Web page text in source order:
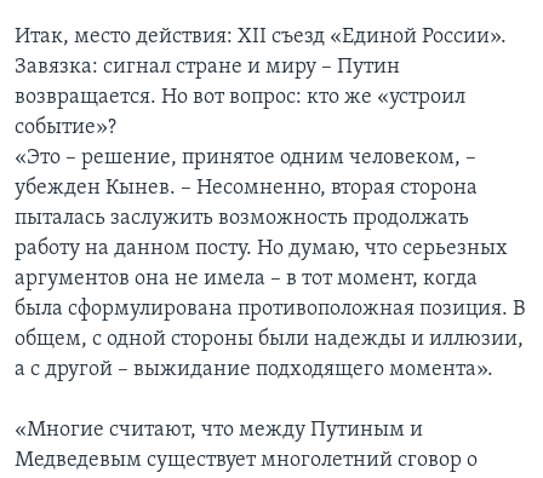
Итак, место действия: XII съезд «Единой России».
Завязка: сигнал стране и миру – Путин
возвращается. Но вот вопрос: кто же «устроил
событие»?
«Это – решение, принятое одним человеком, –
убежден Кынев. – Несомненно, вторая сторона
пыталась заслужить возможность продолжать
работу на данном посту. Но думаю, что серьезных
аргументов она не имела – в тот момент, когда
была сформулирована противоположная позиция. В
общем, с одной стороны были надежды и иллюзии,
а с другой – выжидание подходящего момента».
«Многие считают, что между Путиным и
Медведевым существует многолетний сговор о